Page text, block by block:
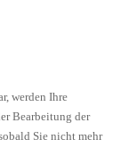
werden Ihre
Bearbeitung der
Sie nicht mehr